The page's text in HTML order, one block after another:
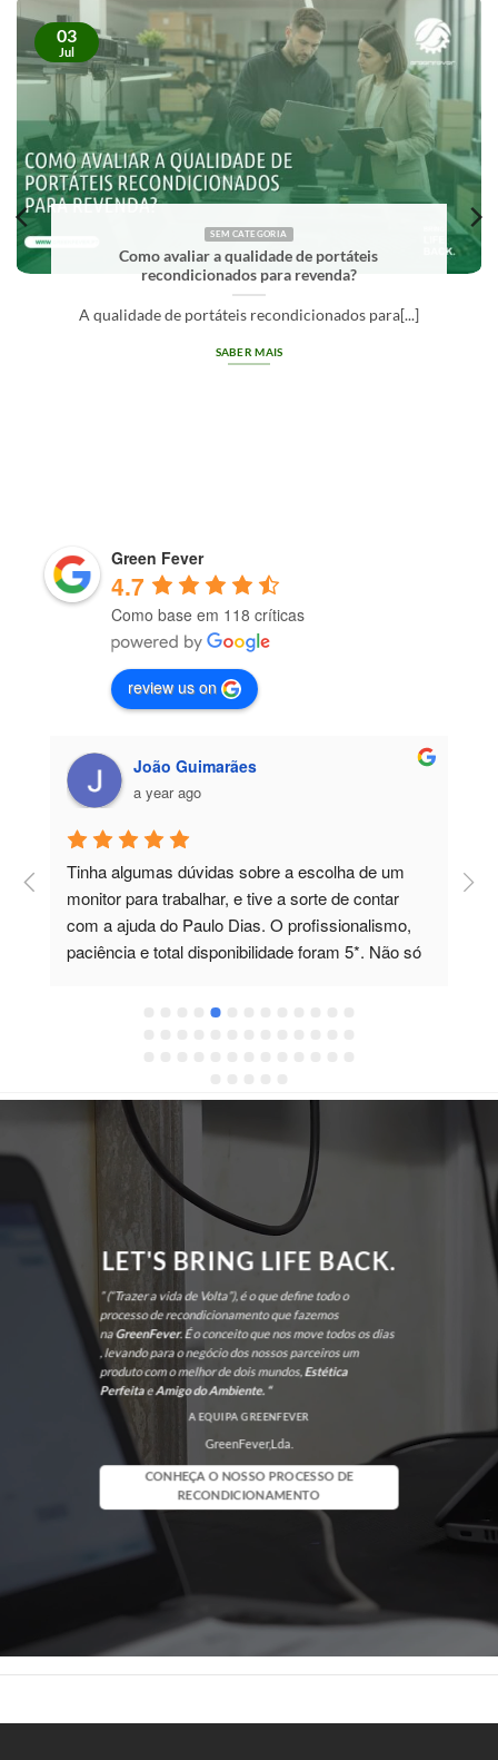
SEM CATEGORIA
Como avaliar a qualidade de portáteis
recondicionados para revenda?
A qualidade de portáteis recondicionados para[...]
SABER MAIS
03
Jul
Green Fever
4.7
Como base em 118 críticas
review us on
João Guimarães
a year ago
Tinha algumas dúvidas sobre a escolha de um
monitor para trabalhar, e tive a sorte de contar
com a ajuda do Paulo Dias. O profissionalismo,
paciência e total disponibilidade foram 5*. Não só
também me recomendou um monitor de
LET'S BRING LIFE BACK.
” (“Trazer a vida de Volta”), é o que define todo o
processo de recondicionamento que fazemos
naGreenFever. É o conceito que nos move todos os dias
, levando para o negócio dos nossos parceiros um
produto com o melhor de dois mundos, Estética
PerfeitaeAmigo do Ambiente. “
A EQUIPA GREENFEVER
GreenFever,Lda.
CONHEÇA O NOSSO PROCESSO DE
RECONDICIONAMENTO